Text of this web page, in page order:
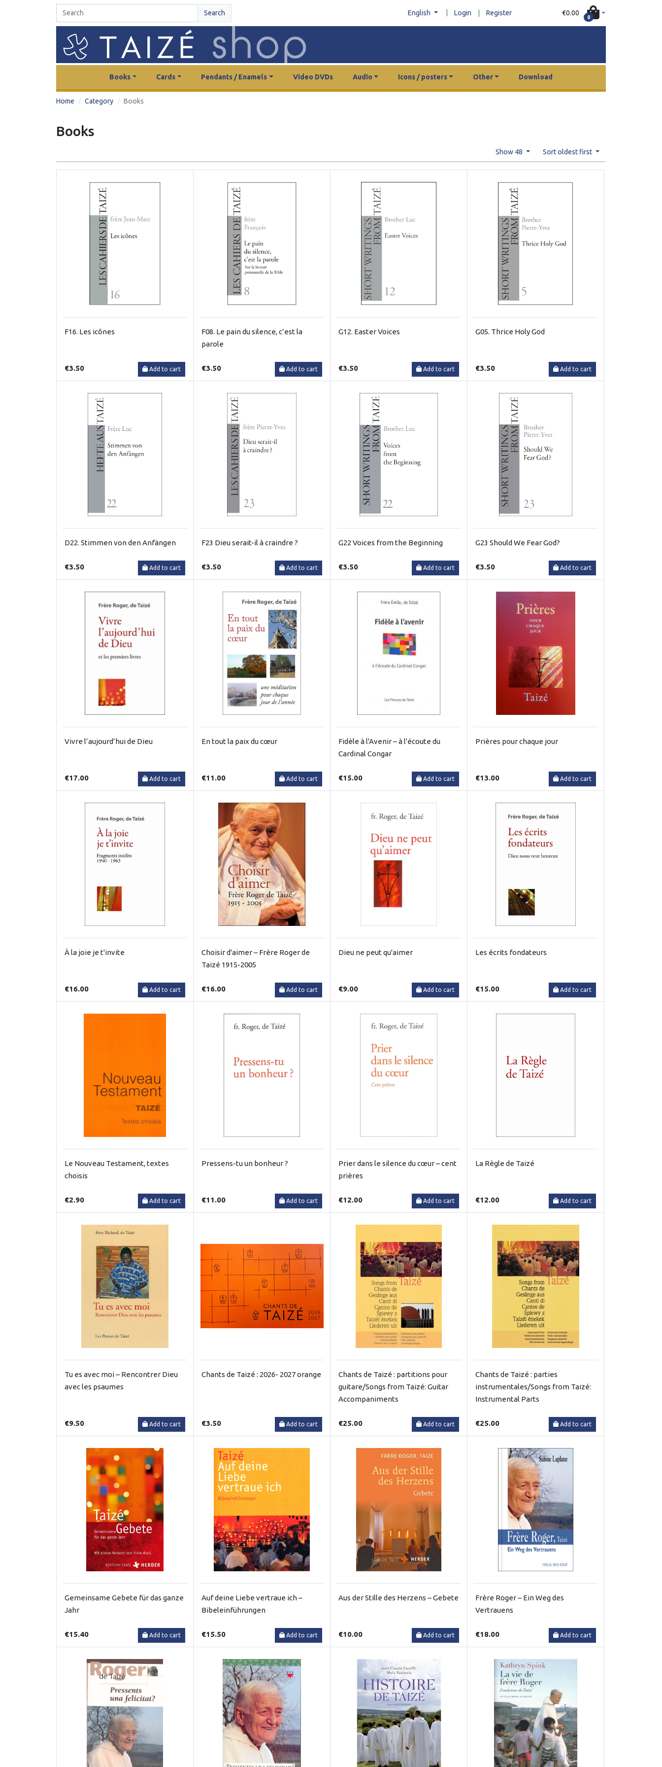
Search English Login Register €0.00
0
Books Cards Pendants / Enamels Video DVDs Audio Icons / posters Other Download
Home Category Books
Books
Show 48 Sort oldest first
F16. Les icônes
€3.50 Add to cart
F08. Le pain du silence, c’est la
parole
€3.50 Add to cart
G12. Easter Voices
€3.50 Add to cart
G05. Thrice Holy God
€3.50 Add to cart
D22. Stimmen von den Anfängen
€3.50 Add to cart
F23 Dieu serait-il à craindre ?
€3.50 Add to cart
G22 Voices from the Beginning
€3.50 Add to cart
G23 Should We Fear God?
€3.50 Add to cart
Vivre l’aujourd’hui de Dieu
€17.00 Add to cart
En tout la paix du cœur
€11.00 Add to cart
Fidèle à l'Avenir – à l'écoute du
Cardinal Congar
€15.00 Add to cart
Prières pour chaque jour
€13.00 Add to cart
À la joie je t'invite
€16.00 Add to cart
Choisir d'aimer – Frère Roger de
Taizé 1915-2005
€16.00 Add to cart
Dieu ne peut qu'aimer
€9.00 Add to cart
Les écrits fondateurs
€15.00 Add to cart
Le Nouveau Testament, textes
choisis
€2.90 Add to cart
Pressens-tu un bonheur ?
€11.00 Add to cart
Prier dans le silence du cœur – cent
prières
€12.00 Add to cart
La Règle de Taizé
€12.00 Add to cart
Tu es avec moi – Rencontrer Dieu
avec les psaumes
€9.50 Add to cart
Chants de Taizé : 2026- 2027 orange
€3.50 Add to cart
Chants de Taizé : partitions pour
guitare/Songs from Taizé: Guitar
Accompaniments
€25.00 Add to cart
Chants de Taizé : parties
instrumentales/Songs from Taizé:
Instrumental Parts
€25.00 Add to cart
Gemeinsame Gebete für das ganze
Jahr
€15.40 Add to cart
Auf deine Liebe vertraue ich –
Bibeleinführungen
€15.50 Add to cart
Aus der Stille des Herzens – Gebete
€10.00 Add to cart
Frère Roger – Ein Weg des
Vertrauens
€18.00 Add to cart